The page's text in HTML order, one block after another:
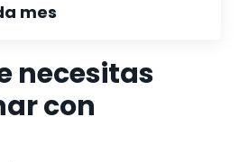
mes
necesitas
con